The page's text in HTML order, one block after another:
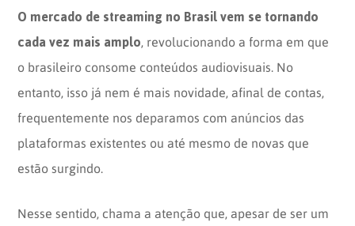
O mercado de streaming no Brasil vem se tornando
cada vez mais amplo , revolucionando a forma em que
o brasileiro consome conteúdos audiovisuais. No
entanto, isso já nem é mais novidade, afinal de contas,
frequentemente nos deparamos com anúncios das
plataformas existentes ou até mesmo de novas que
estão surgindo.
Nesse sentido, chama a atenção que, apesar de ser um